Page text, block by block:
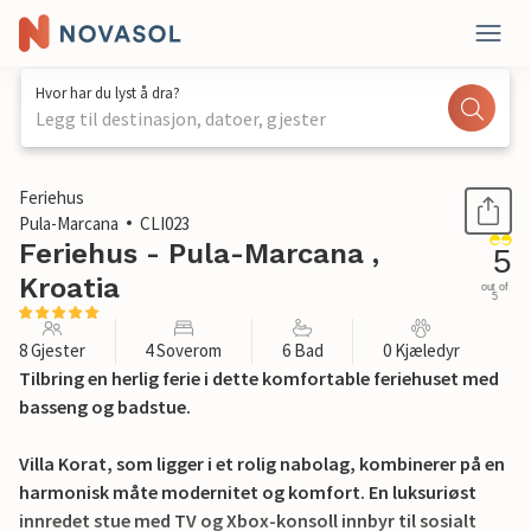
Hvor har du lyst å dra?
Legg til destinasjon, datoer, gjester
1 / 24
Feriehus
Pula-Marcana
CLI023
Feriehus - Pula-Marcana ,
Kroatia
5
out of
5
8 Gjester 4 Soverom 6 Bad 0 Kjæledyr
Tilbring en herlig ferie i dette komfortable feriehuset med
basseng og badstue.
Villa Korat, som ligger i et rolig nabolag, kombinerer på en
harmonisk måte modernitet og komfort. En luksuriøst
innredet stue med TV og Xbox-konsoll innbyr til sosialt